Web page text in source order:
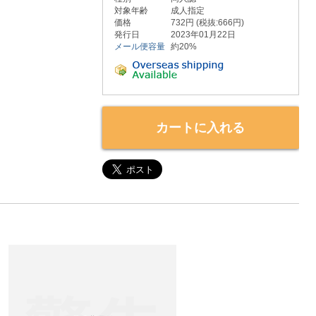
対象年齢
成人指定
価格
732円 (税抜:666円)
発行日
2023年01月22日
メール便容量 約20%
カートに入れる